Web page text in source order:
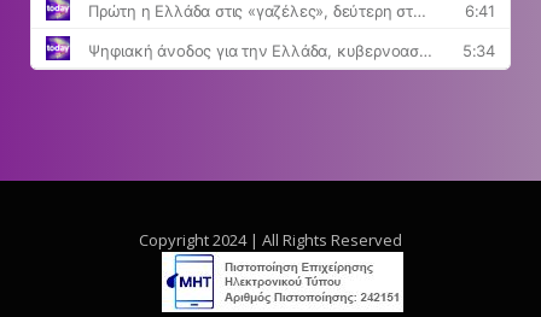
Copyright 2024 | All Rights Reserved